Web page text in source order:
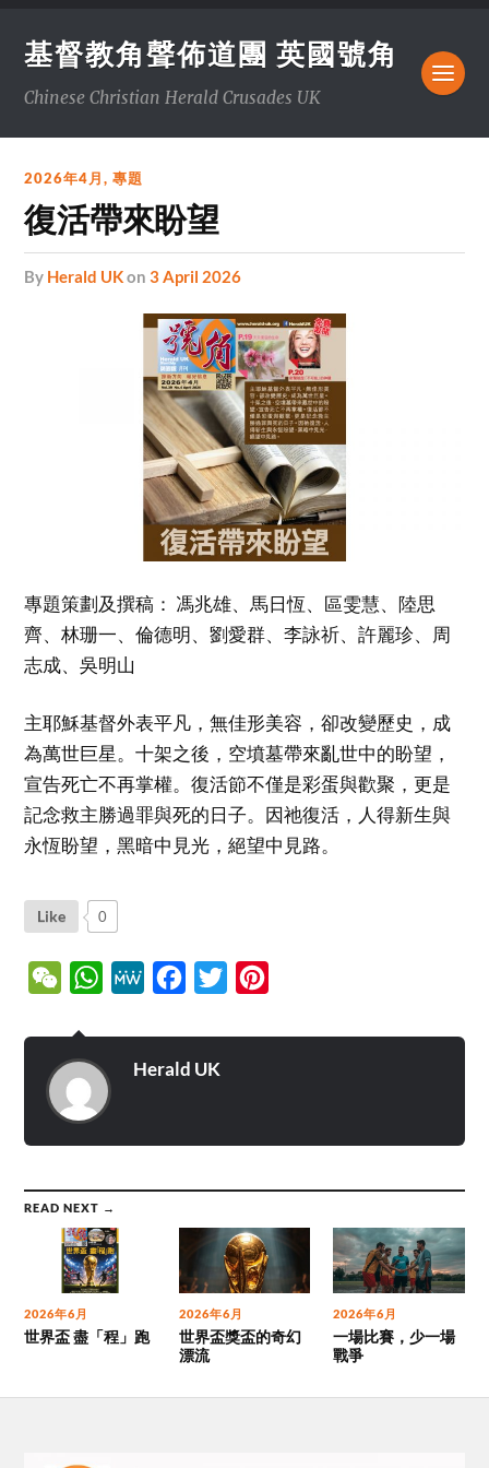
基督教角聲佈道團 英國號角
Chinese Christian Herald Crusades UK
2026年4月,專題
復活帶來盼望
by Herald UKon3 April 2026
專題策劃及撰稿： 馮兆雄、馬日恆、區雯慧、陸思
齊、林珊一、倫德明、劉愛群、李詠祈、許麗珍、周
志成、吳明山
主耶穌基督外表平凡，無佳形美容，卻改變歷史，成
為萬世巨星。十架之後，空墳墓帶來亂世中的盼望，
宣告死亡不再掌權。復活節不僅是彩蛋與歡聚，更是
記念救主勝過罪與死的日子。因祂復活，人得新生與
永恆盼望，黑暗中見光，絕望中見路。
Like 0
WeChatWhatsApp
MeWe Facebook
Twitter
Herald UK
READ NEXT →
2026年6月
世界盃 盡「程」跑
2026年6月
世界盃獎盃的奇幻
漂流
2026年6月
一場比賽，少一場
戰爭